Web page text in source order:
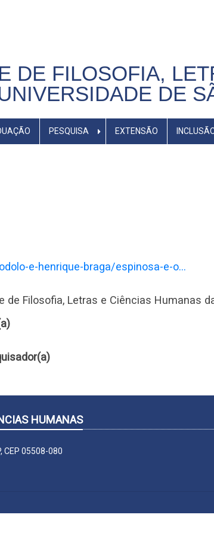
DE FILOSOFIA,
DE
PESQUISA EXTENSÃO
e-henrique-braga/espinosa-e-o…
Filosofia, Letras e Ciências Humanas da
HUMANAS
CEP 05508-080